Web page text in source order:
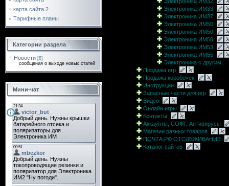
карта сайта 2
Тарифные планы
Категории раздела
Новости [8]
сообщения о выходе новых статей
Мини-чат
Электроника ИМ33
Электроника ИМ37
Электроника ИМ50
Электроника ИМ50
Электроника ИМ50
Электроника ИМ53
Электроника ИМ55
Электроника с другим...
Продажа игр
Продажа коробочек
Инструкции
Запасные части для игр
Видео
Онлайн игры
Контакты
Аккаунты, СОФТ, Антивирусы
Магазин разных товаров
ПОЧТА РФ ОТСЛЕЖИВАНИЕ
Каталог сайтов